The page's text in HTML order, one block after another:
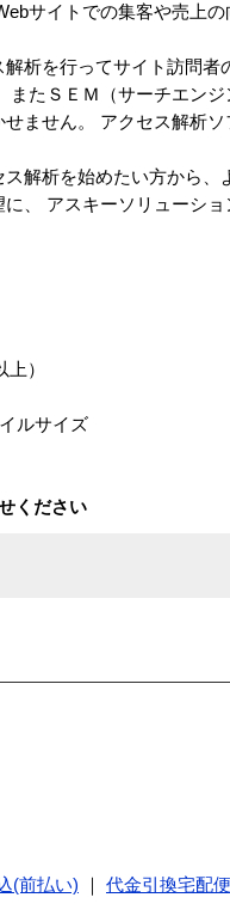
サイトでの集客や売上
析を行ってサイト訪問
たＳＥＭ（サーチエン
ません。 アクセス解析
解析を始めたい方から
、 アスキーソリューシ
）
ルサイズ
ください
(前払い) 代金引換宅配便